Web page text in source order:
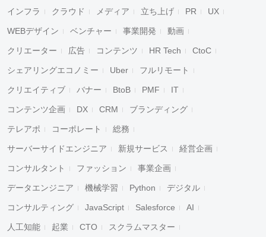
インフラ クラウド メディア 立ち上げ PR UX
WEBデザイン ベンチャー 事業開発 動画
クリエーター 広告 コンテンツ HR Tech CtoC
シェアリングエコノミー Uber フルリモート
クリエイティブ バナー BtoB PMF IT
コンテンツ企画 DX CRM ブランディング
テレアポ コーポレート 総務
サーバーサイドエンジニア 新規サービス 経営企画
コンサルタント ファッション 事業企画
データエンジニア 機械学習 Python デジタル
コンサルティング JavaScript Salesforce AI
人工知能 起業 CTO スクラムマスター